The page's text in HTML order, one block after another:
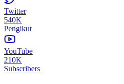
Twitter
540K
Pengikut
YouTube
210K
Subscribers